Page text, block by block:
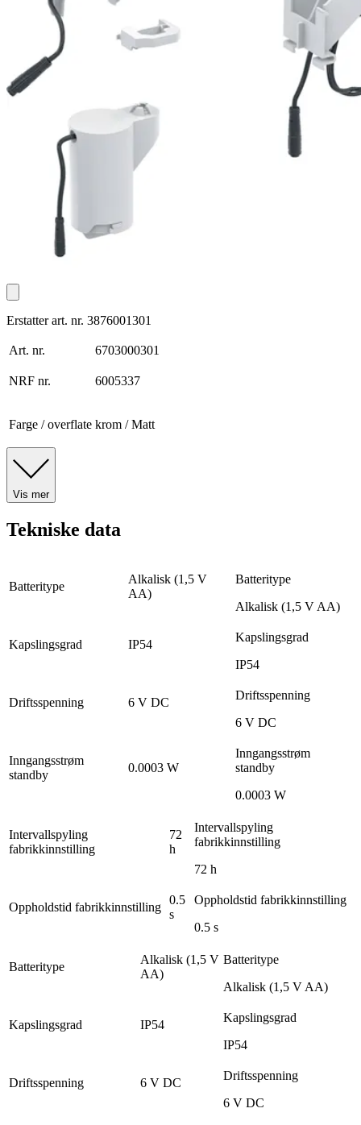
Erstatter art. nr. 3876001301
Art. nr. 6703000301
NRF nr. 6005337
Farge / overflate krom / Matt
Vis mer
Tekniske data
Batteritype
Alkalisk (1,5 V
AA)
Batteritype
Alkalisk (1,5 V AA)
Kapslingsgrad IP54
Kapslingsgrad
IP54
Driftsspenning 6 V DC
Driftsspenning
6 V DC
Inngangsstrøm
standby
0.0003 W
Inngangsstrøm
standby
0.0003 W
Intervallspyling
fabrikkinnstilling
72
h
Intervallspyling
fabrikkinnstilling
72 h
Oppholdstid fabrikkinnstilling
0.5
s
Oppholdstid fabrikkinnstilling
0.5 s
Batteritype
Alkalisk (1,5 V
AA)
Batteritype
Alkalisk (1,5 V AA)
Kapslingsgrad IP54
Kapslingsgrad
IP54
Driftsspenning 6 V DC
Driftsspenning
6 V DC